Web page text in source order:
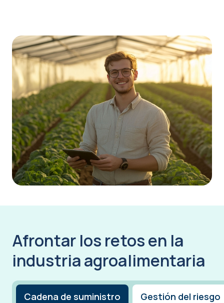
Afrontar los retos en la
industria agroalimentaria
Cadena de suministro Gestión del riesgo